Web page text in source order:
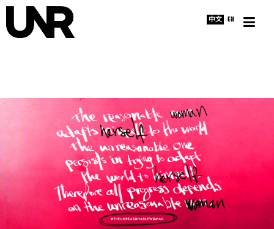
采访
新闻
关于
中文 EN